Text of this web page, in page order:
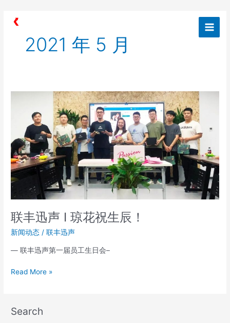
2021 年 5 月
联丰迅声 I 琼花祝生辰！
新闻动态 /联丰迅声
— 联丰迅声第一届员工生日会–
I
琼
花
祝
生
辰！
Read More »
Search